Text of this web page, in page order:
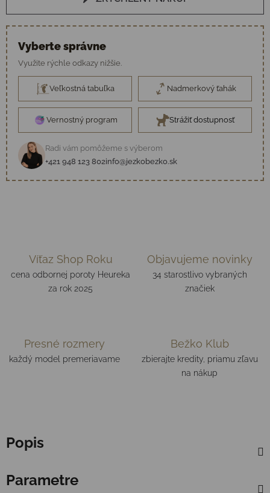
Vyberte správne
Využite rýchle odkazy nižšie.
Veľkostná tabuľka Nadmerkový ťahák
Vernostný program Strážiť dostupnosť
Radi vám pomôžeme s výberom
+421 948 123 802info@jezkobezko.sk
Víťaz Shop Roku
cena odbornej poroty Heureka
za rok 2025
Objavujeme novinky
34 starostlivo vybraných
značiek
Presné rozmery
každý model premeriavame
Bežko Klub
zbierajte kredity, priamu zľavu
na nákup
Popis
Parametre